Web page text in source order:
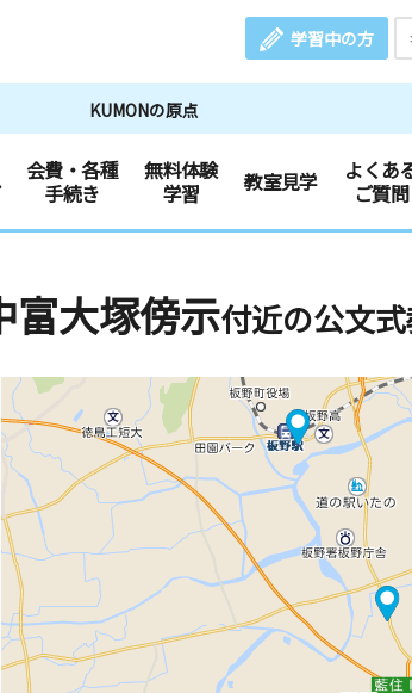
学習中の方
KUMONの原点
会費・各種
手続き
無料体験
学習
教室見学
よくあ
ご質問
富大塚傍示付近の公文